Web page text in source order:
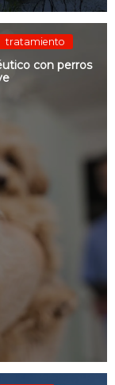
tratamiento
con perros